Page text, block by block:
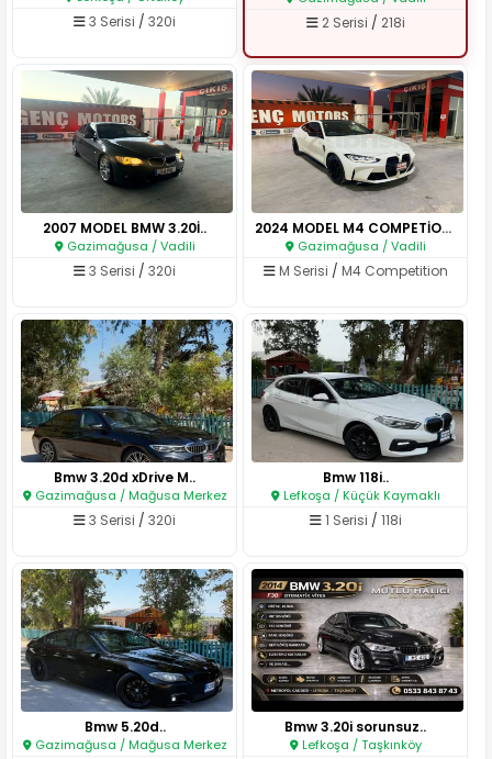
3 Serisi / 320i 2 Serisi / 218i
2007 MODEL BMW 3.20İ..
Gazimağusa / Vadili
3 Serisi / 320i
2024 MODEL M4 COMPETİON G82..
Gazimağusa / Vadili
M Serisi / M4 Competition
Bmw 3.20d xDrive M..
Gazimağusa / Mağusa Merkez
3 Serisi / 320i
Bmw 118i..
Lefkoşa / Küçük Kaymaklı
1 Serisi / 118i
Bmw 5.20d..
Gazimağusa / Mağusa Merkez
Bmw 3.20i sorunsuz..
Lefkoşa / Taşkınköy